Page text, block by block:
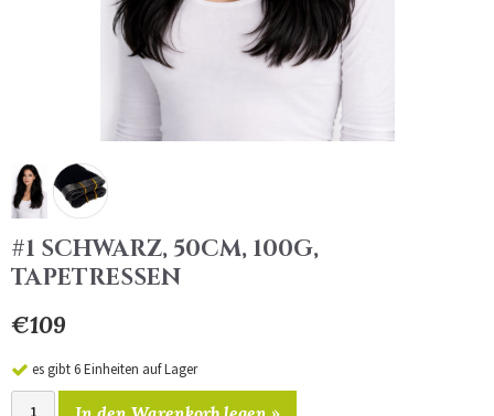
#1 SCHWARZ, 50CM, 100G,
TAPETRESSEN
€109
es gibt 6 Einheiten auf Lager